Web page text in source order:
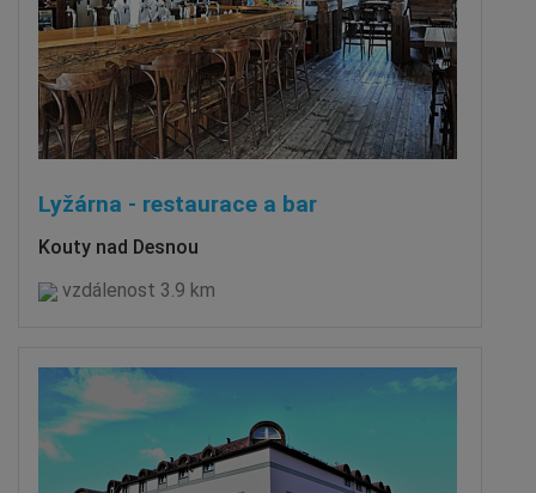
Lyžárna - restaurace a bar
Kouty nad Desnou
vzdálenost 3.9 km